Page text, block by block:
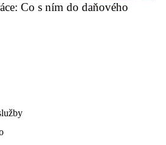
Co s ním do daňového